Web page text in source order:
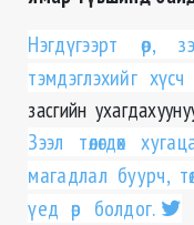
Нэгдүгээрт өр,
тэмдэглэхийг
засгийн
Зээл төлөгдөх
магадлал буурч,
үед өр болдог.